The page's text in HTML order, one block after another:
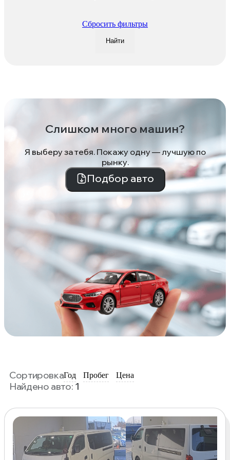
Сбросить фильтры
Найти
Слишком много машин?
Я выберу за тебя. Покажу одну — лучшую по
рынку.
Подбор авто
СортировкаГод Пробег Цена
Найдено авто: 1